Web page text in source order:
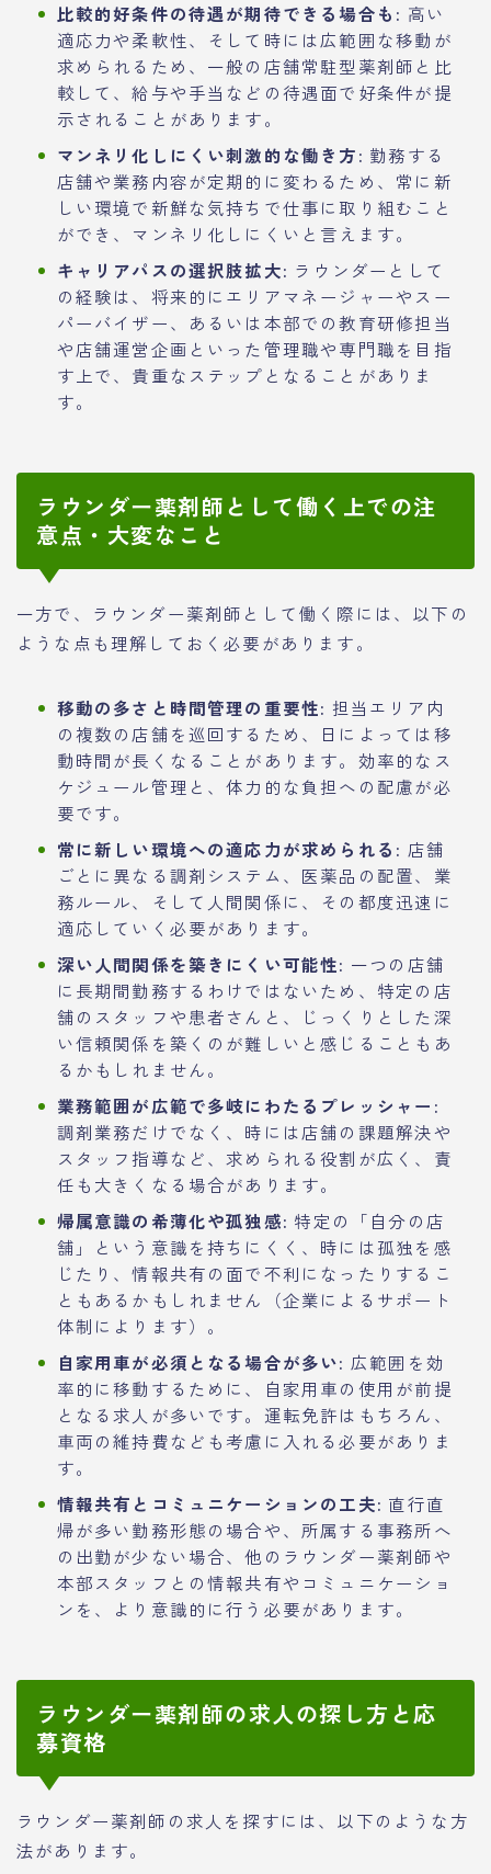
比較的好条件の待遇が期待できる場合も: 高い
適応力や柔軟性、そして時には広範囲な移動が
求められるため、一般の店舗常駐型薬剤師と比
較して、給与や手当などの待遇面で好条件が提
示されることがあります。
マンネリ化しにくい刺激的な働き方: 勤務する
店舗や業務内容が定期的に変わるため、常に新
しい環境で新鮮な気持ちで仕事に取り組むこと
ができ、マンネリ化しにくいと言えます。
キャリアパスの選択肢拡大: ラウンダーとして
の経験は、将来的にエリアマネージャーやスー
パーバイザー、あるいは本部での教育研修担当
や店舗運営企画といった管理職や専門職を目指
す上で、貴重なステップとなることがありま
す。
ラウンダー薬剤師として働く上での注
意点・大変なこと
一方で、ラウンダー薬剤師として働く際には、以下の
ような点も理解しておく必要があります。
移動の多さと時間管理の重要性: 担当エリア内
の複数の店舗を巡回するため、日によっては移
動時間が長くなることがあります。効率的なス
ケジュール管理と、体力的な負担への配慮が必
要です。
常に新しい環境への適応力が求められる: 店舗
ごとに異なる調剤システム、医薬品の配置、業
務ルール、そして人間関係に、その都度迅速に
適応していく必要があります。
深い人間関係を築きにくい可能性: 一つの店舗
に長期間勤務するわけではないため、特定の店
舗のスタッフや患者さんと、じっくりとした深
い信頼関係を築くのが難しいと感じることもあ
るかもしれません。
業務範囲が広範で多岐にわたるプレッシャー:
調剤業務だけでなく、時には店舗の課題解決や
スタッフ指導など、求められる役割が広く、責
任も大きくなる場合があります。
帰属意識の希薄化や孤独感: 特定の「自分の店
舗」という意識を持ちにくく、時には孤独を感
じたり、情報共有の面で不利になったりするこ
ともあるかもしれません（企業によるサポート
体制によります）。
自家用車が必須となる場合が多い: 広範囲を効
率的に移動するために、自家用車の使用が前提
となる求人が多いです。運転免許はもちろん、
車両の維持費なども考慮に入れる必要がありま
す。
情報共有とコミュニケーションの工夫: 直行直
帰が多い勤務形態の場合や、所属する事務所へ
の出勤が少ない場合、他のラウンダー薬剤師や
本部スタッフとの情報共有やコミュニケーショ
ンを、より意識的に行う必要があります。
ラウンダー薬剤師の求人の探し方と応
募資格
ラウンダー薬剤師の求人を探すには、以下のような方
法があります。